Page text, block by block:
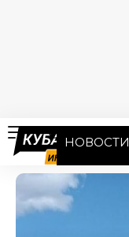
НОВОСТИ